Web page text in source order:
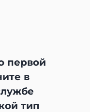
первой
в
тип